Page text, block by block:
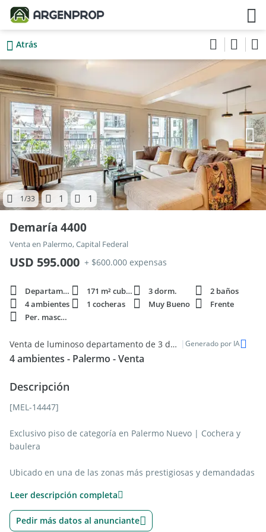
Atrás
1/33 1 1
Demaría 4400
Venta en Palermo, Capital Federal
USD 595.000 + $600.000 expensas
Departamento 171 m² cubie. 3 dorm.
2 baños
4 ambientes
1 cocheras Muy Bueno
Frente
Per. mascota
Venta de luminoso departamento de 3 dormitorios en Palermo | Generado por IA
4 ambientes - Palermo - Venta
Descripción
[MEL-14447]
Exclusivo piso de categoría en Palermo Nuevo | Cochera y
baulera
Ubicado en una de las zonas más prestigiosas y demandadas
Av. del Libertador, el Jardín Japonés y los Bosques de
Palermo, este distinguido piso completo combina amplitud,
privacidad y una ubicación inmejorable.
Leer descripción completa
Pedir más datos al anunciante